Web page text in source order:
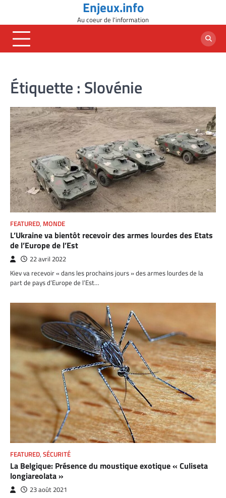
content
Enjeux.info
Au coeur de l'information
Étiquette : Slovénie
FEATURED, MONDE
L’Ukraine va bientôt recevoir des armes lourdes des Etats
de l’Europe de l’Est
22 avril 2022
Kiev va recevoir « dans les prochains jours » des armes lourdes de la
part de pays d’Europe de l’Est…
FEATURED, SÉCURITÉ
La Belgique: Présence du moustique exotique « Culiseta
longiareolata »
23 août 2021